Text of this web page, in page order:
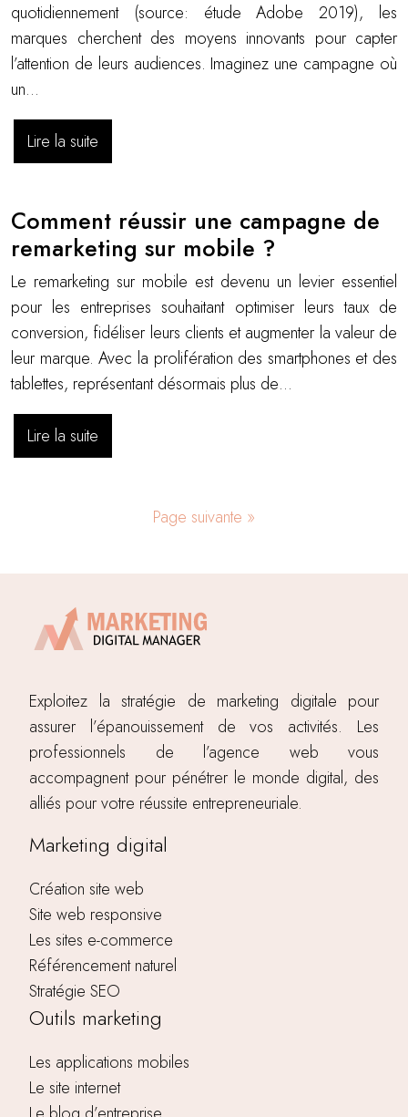
quotidiennement (source: étude Adobe 2019), les
marques cherchent des moyens innovants pour capter
l’attention de leurs audiences. Imaginez une campagne où
un…
Lire la suite
Comment réussir une campagne de
remarketing sur mobile ?
Le remarketing sur mobile est devenu un levier essentiel
pour les entreprises souhaitant optimiser leurs taux de
conversion, fidéliser leurs clients et augmenter la valeur de
leur marque. Avec la prolifération des smartphones et des
tablettes, représentant désormais plus de…
Lire la suite
Page suivante »
Exploitez la stratégie de marketing digitale pour
assurer l’épanouissement de vos activités. Les
professionnels de l’agence web vous
accompagnent pour pénétrer le monde digital, des
alliés pour votre réussite entrepreneuriale.
Marketing digital
Création site web
Site web responsive
Les sites e-commerce
Référencement naturel
Stratégie SEO
Outils marketing
Les applications mobiles
Le site internet